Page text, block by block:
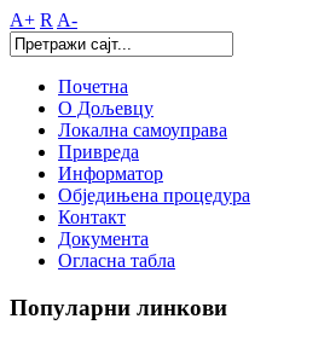
A+ R A-
Почетна
О Дољевцу
Локална самоуправа
Привреда
Информатор
Обједињена процедура
Контакт
Документа
Огласна табла
Популарни линкови